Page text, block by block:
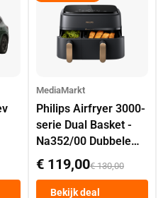
MediaMarkt
Philips Airfryer 3000-
serie Dual Basket -
Na352/00 Dubbele
Mand 9 L Tot 6
Personen
Heteluchtfriteuse
€ 119,00€ 130,00
Bekijk deal